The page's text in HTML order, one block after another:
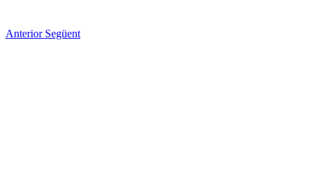
Anterior Següent